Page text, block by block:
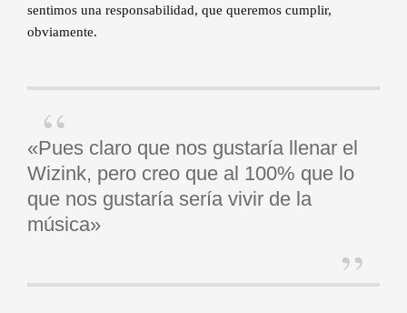
sentimos una responsabilidad, que queremos cumplir,
obviamente.
«Pues claro que nos gustaría llenar el
Wizink, pero creo que al 100% que lo
que nos gustaría sería vivir de la
música»